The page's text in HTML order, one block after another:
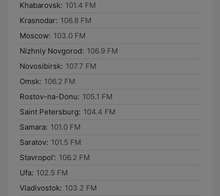
Khabarovsk: 101.4 FM
Krasnodar: 106.8 FM
Moscow: 103.0 FM
Nizhniy Novgorod: 106.9 FM
Novosibirsk: 107.7 FM
Omsk: 106.2 FM
Rostov-na-Donu: 105.1 FM
Saint Petersburg: 104.4 FM
Samara: 101.0 FM
Saratov: 101.5 FM
Stavropol’: 106.2 FM
Ufa: 102.5 FM
Vladivostok: 103.2 FM